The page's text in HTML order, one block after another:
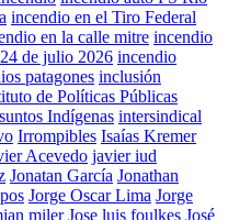
incendio en el Tiro Federal
en la calle mitre incendio
de julio 2026 incendio
patagones inclusión
de Políticas Públicas
Indígenas intersindical
Irrompibles Isaías Kremer
Acevedo javier iud
Jonatan García Jonathan
Jorge Oscar Lima Jorge
miler Jose luis foulkes José